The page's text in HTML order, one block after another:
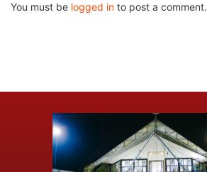
You must be logged in to post a comment.